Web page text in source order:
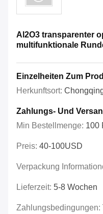
Al2O3 transparenter
multifunktionale
Einzelheiten Zum
Herkunftsort:
Zahlungs- Und
Min Bestellmenge: 100
Preis: 40-100USD
Verpackung
Lieferzeit: 5-8 Wochen
Zahlungsbedingungen: